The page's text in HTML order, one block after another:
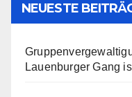
NEUESTE
Lauenburger Gang